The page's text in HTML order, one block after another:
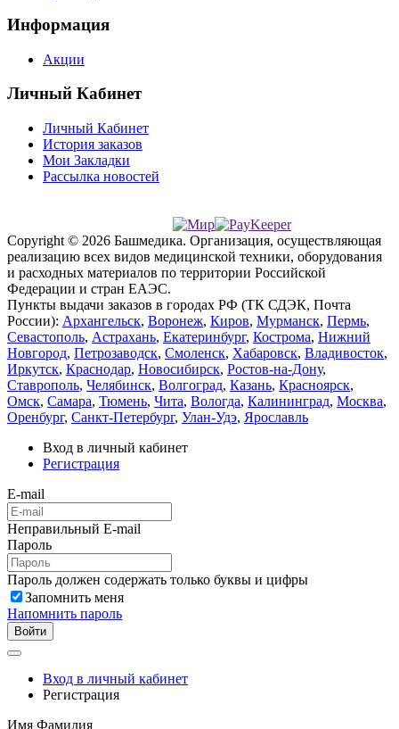
Информация
Акции
Личный Кабинет
Личный Кабинет
История заказов
Мои Закладки
Рассылка новостей
Copyright © 2026 Башмедика. Организация, осуществляющая
реализацию всех видов медицинской техники, оборудования
и расходных материалов по территории Российской
Федерации и стран ЕАЭС.
Пункты выдачи заказов в городах РФ (ТК СДЭК, Почта
России): Архангельск, Воронеж, Киров, Мурманск, Пермь,
Севастополь, Астрахань, Екатеринбург, Кострома, Нижний
Новгород, Петрозаводск, Смоленск, Хабаровск, Владивосток,
Иркутск, Краснодар, Новосибирск, Ростов-на-Дону,
Ставрополь, Челябинск, Волгоград, Казань, Красноярск,
Омск, Самара, Тюмень, Чита, Вологда, Калининград, Москва,
Оренбург, Санкт-Петербург, Улан-Удэ, Ярославль
Вход в личный кабинет
Регистрация
E-mail
Неправильный E-mail
Пароль
Пароль должен содержать только буквы и цифры
Запомнить меня
Напомнить пароль
Войти
Вход в личный кабинет
Регистрация
Имя Фамилия